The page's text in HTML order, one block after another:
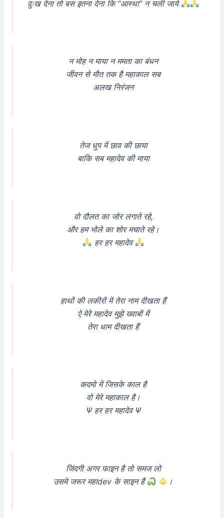
दुःख देना तो बस इतना देना कि “आस्था” न चली जाये
न मोह न माया न ममता का बंधन
जीवन से मौत तक है महाकाल सब
अलख निरंजन
तेज धुप में छाव की छाया
बाकि सब महादेव की माया
वो दौलत का जोर लगाते रहे,
और हम भोले का शोर मचाते रहे।
हर हर महादेव
हाथों की लकीरों में तेरा नाम दीखता हैं
ऐ मेरे महादेव मुझे ख्वाबों में
तेरा धाम दीखता हैं
कदमो में जिसके काल है
वो मेरे महाकाल है।
Ψ हर हर महादेव Ψ
जिंदगी अगर फाइन है तो समज लो
उसमे जरूर महाdev के साइन हैं
।